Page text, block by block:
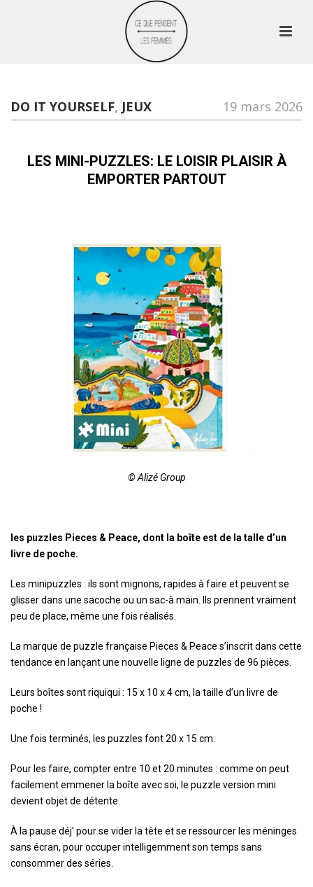
DO IT YOURSELF, JEUX 19 mars 2026
LES MINI-PUZZLES: LE LOISIR PLAISIR À
EMPORTER PARTOUT
© Alizé Group
les puzzles Pieces & Peace, dont la boîte est de la talle d’un
livre de poche.
Les minipuzzles : ils sont mignons, rapides à faire et peuvent se
glisser dans une sacoche ou un sac-à main. Ils prennent vraiment
peu de place, même une fois réalisés.
La marque de puzzle française Pieces & Peace s’inscrit dans cette
tendance en lançant une nouvelle ligne de puzzles de 96 pièces.
Leurs boîtes sont riquiqui : 15 x 10 x 4 cm, la taille d’un livre de
poche !
Une fois terminés, les puzzles font 20 x 15 cm.
Pour les faire, compter entre 10 et 20 minutes : comme on peut
facilement emmener la boîte avec soi, le puzzle version mini
devient objet de détente.
À la pause déj’ pour se vider la tête et se ressourcer les méninges
sans écran, pour occuper intelligemment son temps sans
consommer des séries.